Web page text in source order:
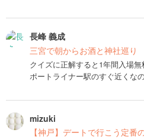
長峰 義成
三宮で朝からお酒と神社巡り
クイズに正解すると1年間入場無
ポートライナー駅のすぐ近くな
mizuki
【神戸】デートで行こう定番